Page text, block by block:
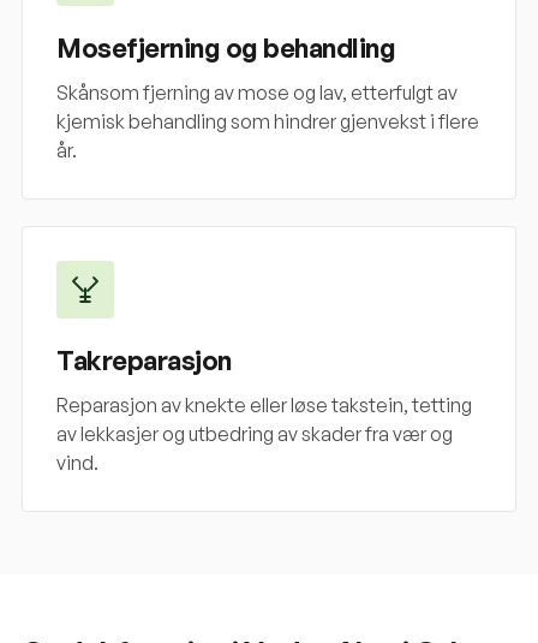
Mosefjerning og behandling
Skånsom fjerning av mose og lav, etterfulgt av
kjemisk behandling som hindrer gjenvekst i flere
år.
Takreparasjon
Reparasjon av knekte eller løse takstein, tetting
av lekkasjer og utbedring av skader fra vær og
vind.